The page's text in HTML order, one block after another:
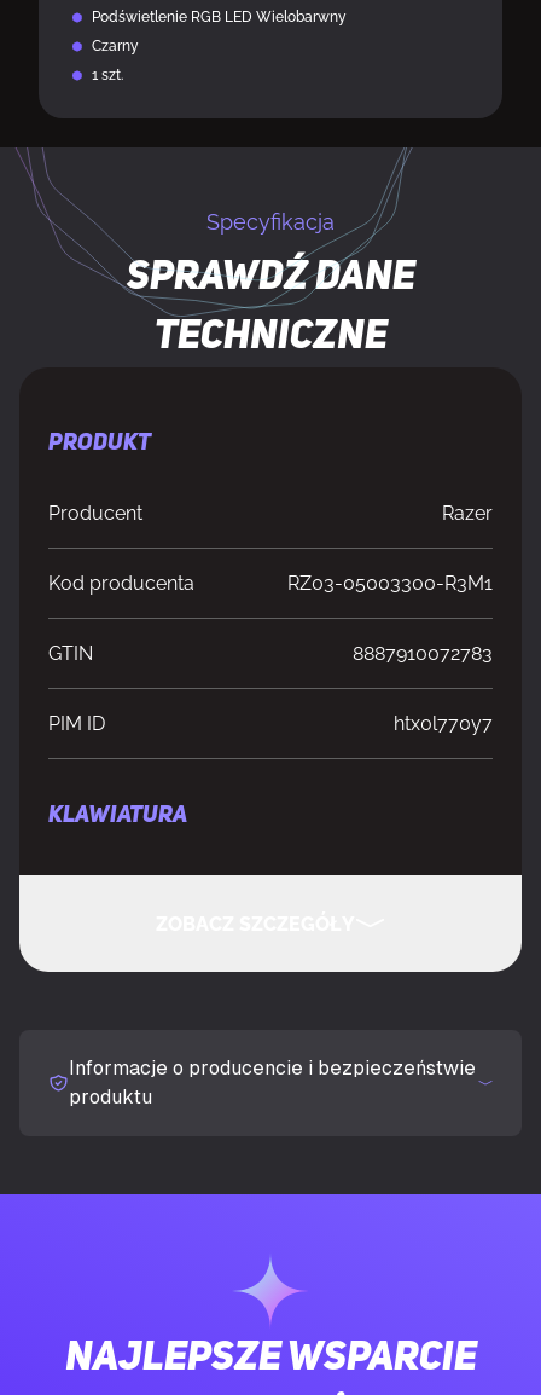
Podświetlenie RGB LED Wielobarwny
Czarny
1 szt.
Specyfikacja
Sprawdź dane
techniczne
PRODUKT
Producent Razer
Kod producenta RZ03-05003300-R3M1
GTIN 8887910072783
PIM ID htx0l770y7
KLAWIATURA
Typ klawiatury
Urządzenie wskazujące
Rozmiar klawiatury 75%
Informacje o producencie i bezpieczeństwie
produktu
Najlepsze wsparcie